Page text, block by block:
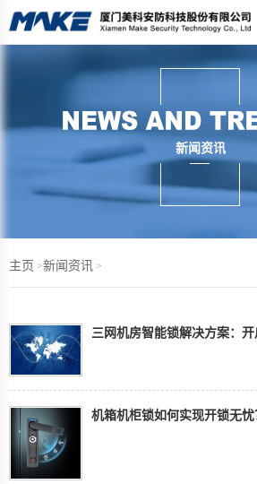
新闻资讯
主页 >新闻资讯 >
三网机房智能锁解决方案：
机箱机柜锁如何实现开锁无忧